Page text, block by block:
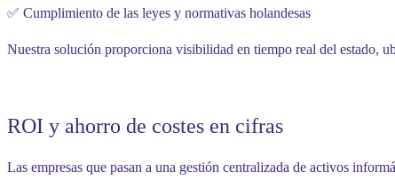
✅ Cumplimiento de las leyes y normativas holandesas
Nuestra solución proporciona visibilidad en tiempo real del estado,
ROI y ahorro de costes en cifras
Las empresas que pasan a una gestión centralizada de activos